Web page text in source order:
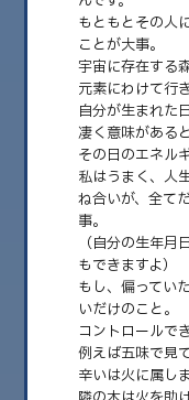
る季節の到来！ そんな
2026.08
2026.07
2026.06
2026.05
2026.04
2026.03
もともとその人
ことが大事。
宇宙に存在する
元素にわけて行
自分が生まれた
凄く意味がある
その日のエネル
私はうまく、人
ね合いが、全て
事。
（自分の生年
もできますよ）
もし、偏ってい
いだけのこと。
コントロールで
例えば五味で見
辛いは火に属しま